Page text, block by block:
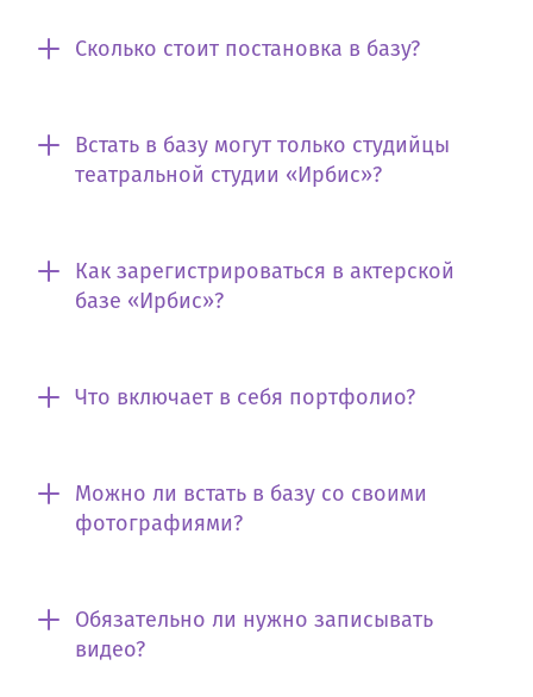
Сколько стоит постановка в базу?
Встать в базу могут только студийцы
театральной студии «Ирбис»?
Как зарегистрироваться в актерской
базе «Ирбис»?
Что включает в себя портфолио?
Можно ли встать в базу со своими
фотографиями?
Обязательно ли нужно записывать
видео?